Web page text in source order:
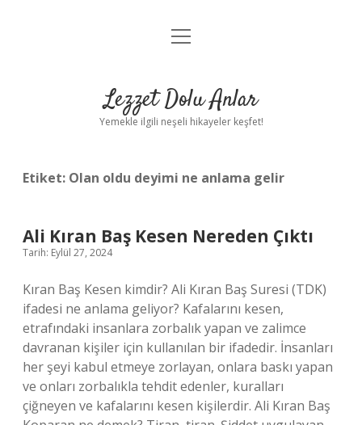
Anasayfa
Yasal Uyarı
menüyü
Lezzet Dolu Anlar
Yemekle ilgili neşeli hikayeler keşfet!
Etiket: Olan oldu deyimi ne anlama gelir
Ali Kıran Baş Kesen Nereden Çıktı
Tarih: Eylül 27, 2024
Kıran Baş Kesen kimdir? Ali Kıran Baş Suresi (TDK)
ifadesi ne anlama geliyor? Kafalarını kesen,
etrafındaki insanlara zorbalık yapan ve zalimce
davranan kişiler için kullanılan bir ifadedir. İnsanları
her şeyi kabul etmeye zorlayan, onlara baskı yapan
ve onları zorbalıkla tehdit edenler, kuralları
çiğneyen ve kafalarını kesen kişilerdir. Ali Kıran Baş